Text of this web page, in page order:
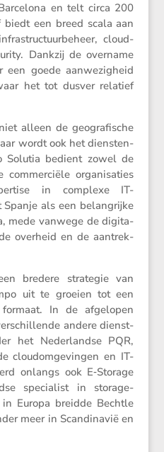
en telt circa 200
een breed scala aan
cloud­
Dankzij de overname
een goede aanwe­zig­heid
het tot dusver relatief
alleen de geogra­fi­sche
wordt ook het diensten­
Solutia bedient zowel de
organi­sa­ties
in complexe IT-
als een belang­rijke
mede vanwege de digita­
overheid en de aantrek­
bredere strategie van
uit te groeien tot een
In de afgelopen
andere dienst­
het Neder­landse PQR,
cloudom­ge­vingen en IT-
onlangs ook E‑Storage
speci­a­list in storage-
Europa breidde Bechtle
meer in Scandi­navië en